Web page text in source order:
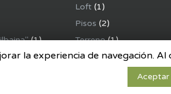
(1)
Loft (1)
Pisos (2)
Terreno(1)
la experiencia de navegación.
Aceptar